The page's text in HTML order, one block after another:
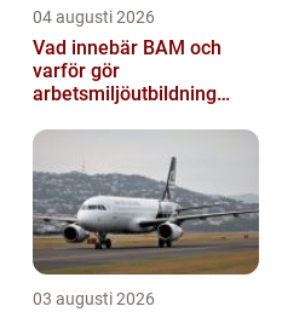
04 augusti 2026
Vad innebär BAM och
varför gör
arbetsmiljöutbildning
03 augusti 2026